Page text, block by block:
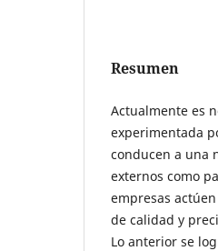
Resumen
Actualmente es
experimentada
conducen a una
externos como
empresas
de calidad y
Lo anterior se